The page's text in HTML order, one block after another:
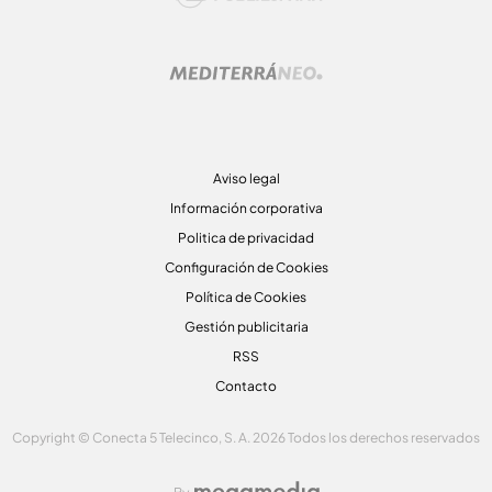
Aviso legal
Información corporativa
Politica de privacidad
Configuración de Cookies
Política de Cookies
Gestión publicitaria
RSS
Contacto
Copyright © Conecta 5 Telecinco, S. A. 2026 Todos los derechos reservados